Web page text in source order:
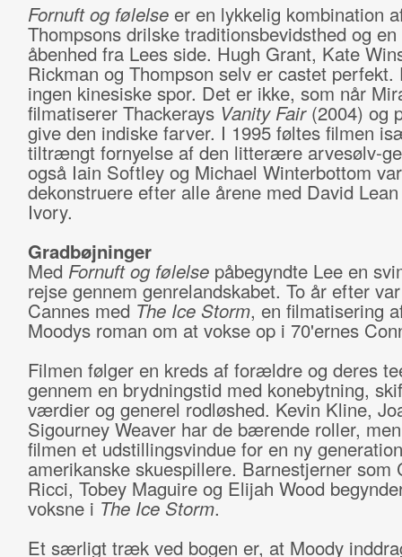
Fornuft og følelseer en lykkelig kombination
Thompsons drilske traditions­bevidsthed og
åbenhed fra Lees side. Hugh Grant, Kate
Rickman og Thompson selv er castet perfekt.
ingen kinesiske spor. Det er ikke, som når
filmatiserer Thackerays Vanity Fair(2004) og
give den indiske farver. I 1995 føltes filmen
tiltrængt fornyelse af den litterære arvesølv-
også Iain Softley og Michael Winterbottom
dekonstruere efter alle årene med David
Ivory.
Gradbøjninger
Med Fornuft og følelse påbegyndte Lee en
rejse gennem genrelandskabet. To år efter
Cannes med The Ice Storm, en filmatisering
Moodys roman om at vokse op i 70'ernes
Filmen følger en kreds af forældre og deres
gennem en brydningstid med konebytning,
værdier og generel rodløshed. Kevin Kline,
Sigourney Weaver har de bærende roller,
filmen et udstillingsvindue for en ny
amerikanske skuespillere. Barnestjerner som
Ricci, Tobey Maguire og Elijah Wood
voksne i The Ice Storm.
Et særligt træk ved bogen er, at Moody